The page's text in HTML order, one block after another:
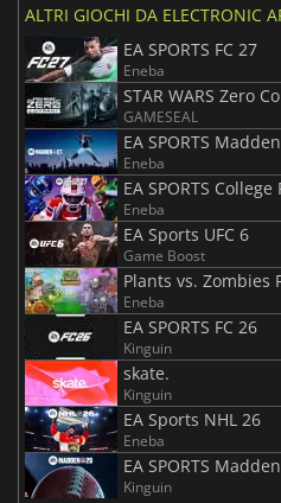
ALTRI GIOCHI DA ELECTRONIC
EA SPORTS FC 27
Eneba
STAR WARS Zero
GAMESEAL
EA SPORTS
Eneba
EA SPORTS
Eneba
EA Sports UFC 6
Game Boost
Plants vs. Zombies
Eneba
EA SPORTS FC 26
Kinguin
skate.
Kinguin
EA Sports NHL 26
Eneba
EA SPORTS
Kinguin